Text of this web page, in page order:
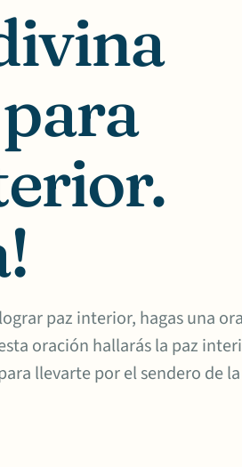
paz interior, hagas una
oración hallarás la paz
llevarte por el sendero de